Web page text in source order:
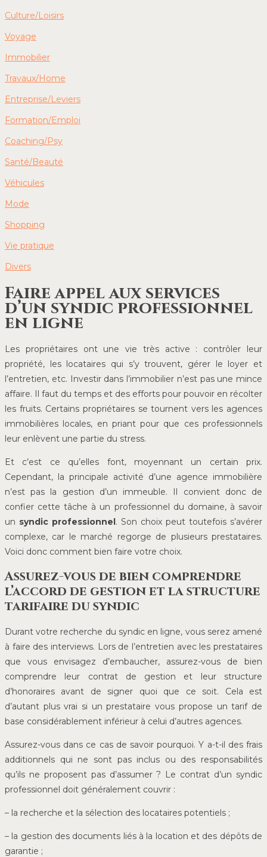
Culture/Loisirs
Voyage
Immobilier
Travaux/Home
Entreprise/Leviers
Formation/Emploi
Coaching/Psy
Santé/Beauté
Véhicules
Mode
Shopping
Vie pratique
Divers
Faire appel aux services
d’un syndic professionnel
en ligne
Les propriétaires ont une vie très active : contrôler leur
propriété, les locataires qui s’y trouvent, gérer le loyer et
l’entretien, etc. Investir dans l’immobilier n’est pas une mince
affaire. Il faut du temps et des efforts pour pouvoir en récolter
les fruits. Certains propriétaires se tournent vers les agences
immobilières locales, en priant pour que ces professionnels
leur enlèvent une partie du stress.
Et c’est ce qu’elles font, moyennant un certain prix.
Cependant, la principale activité d’une agence immobilière
n’est pas la gestion d’un immeuble. Il convient donc de
confier cette tâche à un professionnel du domaine, à savoir
un syndic professionnel. Son choix peut toutefois s’avérer
complexe, car le marché regorge de plusieurs prestataires.
Voici donc comment bien faire votre choix.
Assurez-vous de bien comprendre
l’accord de gestion et la structure
tarifaire du syndic
Durant votre recherche du syndic en ligne, vous serez amené
à faire des interviews. Lors de l’entretien avec les prestataires
que vous envisagez d’embaucher, assurez-vous de bien
comprendre leur contrat de gestion et leur structure
d’honoraires avant de signer quoi que ce soit. Cela est
d’autant plus vrai si un prestataire vous propose un tarif de
base considérablement inférieur à celui d’autres agences.
Assurez-vous dans ce cas de savoir pourquoi. Y a-t-il des frais
additionnels qui ne sont pas inclus ou des responsabilités
qu’ils ne proposent pas d’assumer ? Le contrat d’un syndic
professionnel doit généralement couvrir :
– la recherche et la sélection des locataires potentiels ;
– la gestion des documents liés à la location et des dépôts de
garantie ;